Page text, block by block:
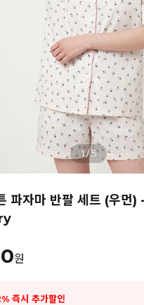
1/5
파자마 반팔 세트 (우먼
원
즉시 추가할인